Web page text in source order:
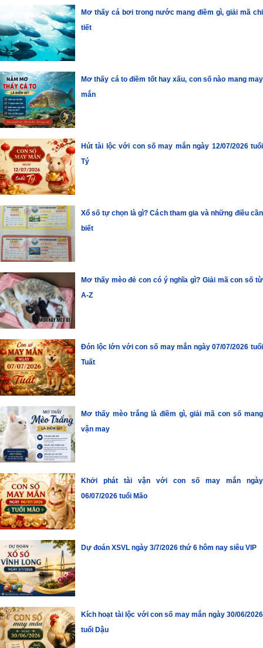
Mơ thấy cá bơi trong nước mang điềm gì, giải mã chi
tiết
Mơ thấy cá to điềm tốt hay xấu, con số nào mang may
mắn
Hút tài lộc với con số may mắn ngày 12/07/2026 tuổi
Tý
Xổ số tự chọn là gì? Cách tham gia và những điều cần
biết
Mơ thấy mèo đẻ con có ý nghĩa gì? Giải mã con số từ
A-Z
Đón lộc lớn với con số may mắn ngày 07/07/2026 tuổi
Tuất
Mơ thấy mèo trắng là điềm gì, giải mã con số mang
vận may
Khởi phát tài vận với con số may mắn ngày
06/07/2026 tuổi Mão
Dự đoán XSVL ngày 3/7/2026 thứ 6 hôm nay siêu VIP
Kích hoạt tài lộc với con số may mắn ngày 30/06/2026
tuổi Dậu